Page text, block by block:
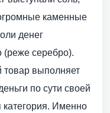
каменные
денег
(реже серебро).
товар выполняет
по сути своей
категория. Именно